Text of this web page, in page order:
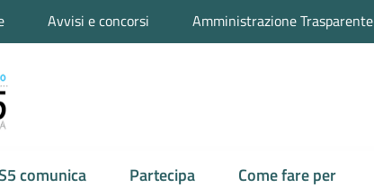
Avvisi e concorsi Amministrazione Trasparente
comunica Partecipa Come fare per